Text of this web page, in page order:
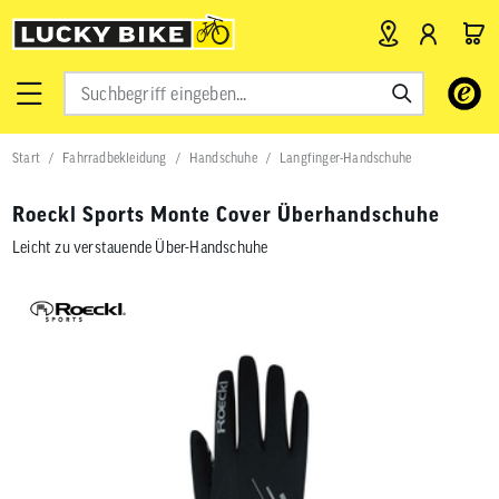
Verwende
Pfeile
nach
um
Start Fahrradbekleidung Handschuhe Langfinger-Handschuhe
Roeckl Sports Monte Cover Überhandschuhe
Leicht zu verstauende Über-Handschuhe